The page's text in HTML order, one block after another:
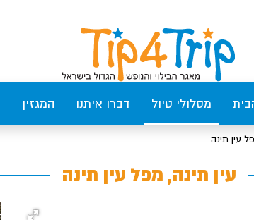
מסלולי טיול דברו איתנו המגזין
עין תינה
עין תינה, מפל עין תינה